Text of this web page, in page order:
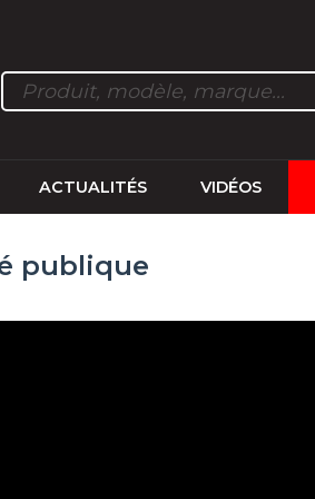
ACTUALITÉS VIDÉOS
publique